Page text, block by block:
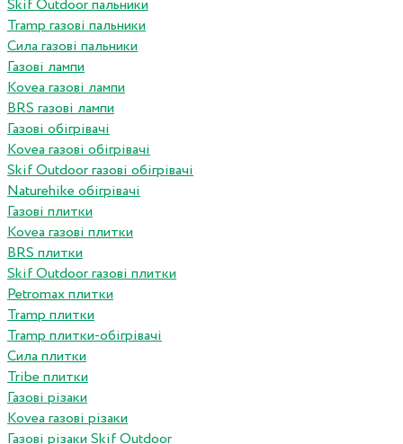
Skif Outdoor пальники
Tramp газові пальники
Сила газові пальники
Газові лампи
Kovea газові лампи
BRS газові лампи
Газові обігрівачі
Kovea газові обігрівачі
Skif Outdoor газові обігрівачі
Naturehike обігрівачі
Газові плитки
Kovea газові плитки
BRS плитки
Skif Outdoor газові плитки
Petromax плитки
Tramp плитки
Tramp плитки-обігрівачі
Сила плитки
Tribe плитки
Газові різаки
Kovea газові різаки
Газові різаки Skif Outdoor